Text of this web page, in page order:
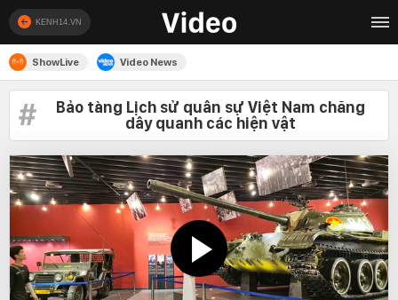
KENH14.VN
ShowLive Video News
Bảo tàng Lịch sử quân sự Việt Nam chăng
dây quanh các hiện vật